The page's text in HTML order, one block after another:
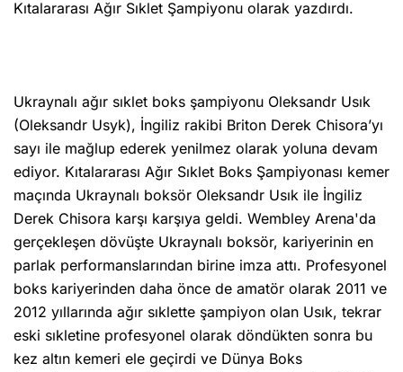
Kıtalararası Ağır Sıklet Şampiyonu olarak yazdırdı.
Ukraynalı ağır sıklet boks şampiyonu Oleksandr Usık
(Oleksandr Usyk), İngiliz rakibi Briton Derek Chisora’yı
sayı ile mağlup ederek yenilmez olarak yoluna devam
ediyor. Kıtalararası Ağır Sıklet Boks Şampiyonası kemer
maçında Ukraynalı boksör Oleksandr Usık ile İngiliz
Derek Chisora karşı karşıya geldi. Wembley Arena'da
gerçekleşen dövüşte Ukraynalı boksör, kariyerinin en
parlak performanslarından birine imza attı. Profesyonel
boks kariyerinden daha önce de amatör olarak 2011 ve
2012 yıllarında ağır sıklette şampiyon olan Usık, tekrar
eski sıkletine profesyonel olarak döndükten sonra bu
kez altın kemeri ele geçirdi ve Dünya Boks